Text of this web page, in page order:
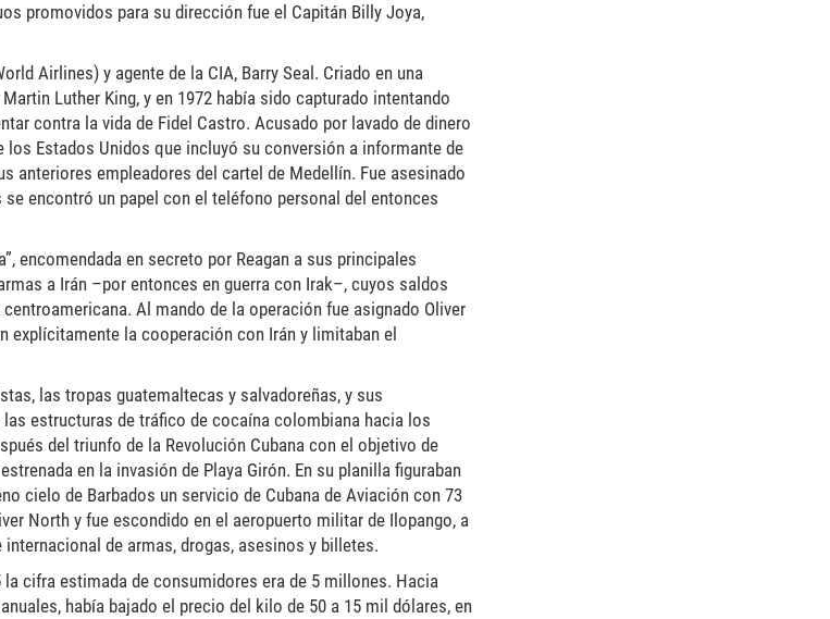
promovidos para su dirección fue el Capitán Billy Joya,
Airlines) y agente de la CIA, Barry Seal. Criado en una
Luther King, y en 1972 había sido capturado intentando
contra la vida de Fidel Castro. Acusado por lavado de dinero
Estados Unidos que incluyó su conversión a informante de
anteriores empleadores del cartel de Medellín. Fue asesinado
encontró un papel con el teléfono personal del entonces
encomendada en secreto por Reagan a sus principales
a Irán –por entonces en guerra con Irak–, cuyos saldos
Al mando de la operación fue asignado Oliver
explícitamente la cooperación con Irán y limitaban el
las tropas guatemaltecas y salvadoreñas, y sus
estructuras de tráfico de cocaína colombiana hacia los
del triunfo de la Revolución Cubana con el objetivo de
en la invasión de Playa Girón. En su planilla figuraban
cielo de Barbados un servicio de Cubana de Aviación con 73
North y fue escondido en el aeropuerto militar de Ilopango, a
de armas, drogas, asesinos y billetes.
cifra estimada de consumidores era de 5 millones. Hacia
había bajado el precio del kilo de 50 a 15 mil dólares, en